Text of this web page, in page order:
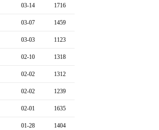
03-14 1716
03-07 1459
03-03 1123
02-10 1318
02-02 1312
02-02 1239
02-01 1635
01-28 1404